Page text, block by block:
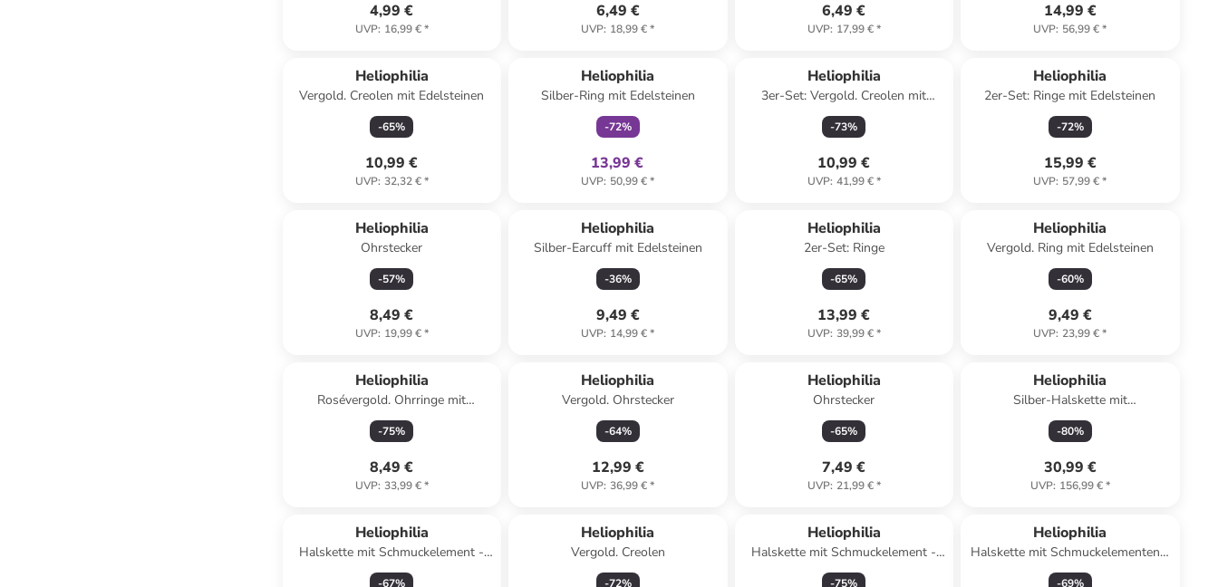
4,99 €
UVP: 16,99 €*
6,49 €
UVP: 18,99 €*
6,49 €
UVP: 17,99 €*
14,99 €
UVP: 56,99 €*
Heliophilia
Vergold. Creolen mit Edelsteinen
-65%
10,99 €
UVP: 32,32 €*
Heliophilia
Silber-Ring mit Edelsteinen
-72%
13,99 €
UVP: 50,99 €*
Heliophilia
3er-Set: Vergold. Creolen mit
Edelsteinen
-73%
10,99 €
UVP: 41,99 €*
Heliophilia
2er-Set: Ringe mit Edelsteinen
-72%
15,99 €
UVP: 57,99 €*
Heliophilia
Ohrstecker
-57%
8,49 €
UVP: 19,99 €*
Heliophilia
Silber-Earcuff mit Edelsteinen
-36%
9,49 €
UVP: 14,99 €*
Heliophilia
2er-Set: Ringe
-65%
13,99 €
UVP: 39,99 €*
Heliophilia
Vergold. Ring mit Edelsteinen
-60%
9,49 €
UVP: 23,99 €*
Heliophilia
Rosévergold. Ohrringe mit
Edelsteinen
-75%
8,49 €
UVP: 33,99 €*
Heliophilia
Vergold. Ohrstecker
-64%
12,99 €
UVP: 36,99 €*
Heliophilia
Ohrstecker
-65%
7,49 €
UVP: 21,99 €*
Heliophilia
Silber-Halskette mit
Schmuckelementen - (L)42 cm
-80%
30,99 €
UVP: 156,99 €*
Heliophilia
Halskette mit Schmuckelement -
(L)42 cm
-67%
Heliophilia
Vergold. Creolen
-72%
Heliophilia
Halskette mit Schmuckelement -
(L)42 cm
-75%
Heliophilia
Halskette mit Schmuckelementen -
(L)42 cm
-69%